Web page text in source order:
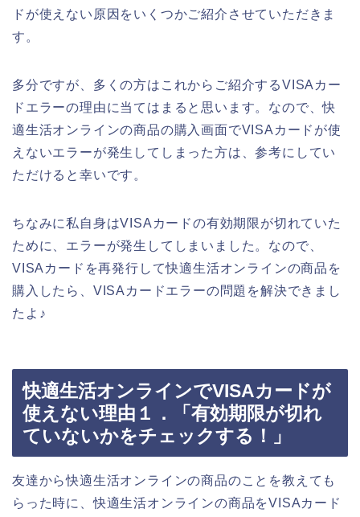
ドが使えない原因をいくつかご紹介させていただきま
す。
多分ですが、多くの方はこれからご紹介するVISAカー
ドエラーの理由に当てはまると思います。なので、快
適生活オンラインの商品の購入画面でVISAカードが使
えないエラーが発生してしまった方は、参考にしてい
ただけると幸いです。
ちなみに私自身はVISAカードの有効期限が切れていた
ために、エラーが発生してしまいました。なので、
VISAカードを再発行して快適生活オンラインの商品を
購入したら、VISAカードエラーの問題を解決できまし
たよ♪
快適生活オンラインでVISAカードが
使えない理由１．「有効期限が切れ
ていないかをチェックする！」
友達から快適生活オンラインの商品のことを教えても
らった時に、快適生活オンラインの商品をVISAカード